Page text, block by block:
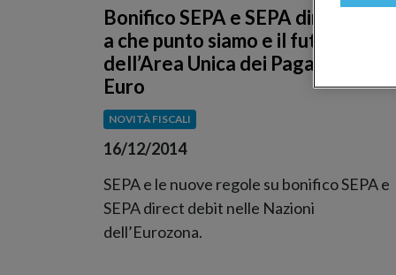
Bonifico SEPA e SEPA direct debit:
a che punto siamo e il futuro
dell’Area Unica dei Pagamenti in
Euro
NOVITÀ FISCALI
16/12/2014
SEPA e le nuove regole su bonifico SEPA e
SEPA direct debit nelle Nazioni
dell’Eurozona.